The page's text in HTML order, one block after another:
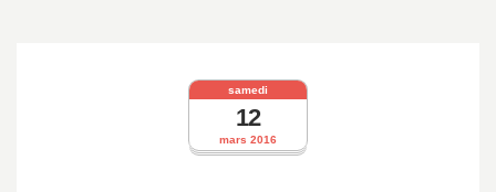
mars 2016
samedi
12